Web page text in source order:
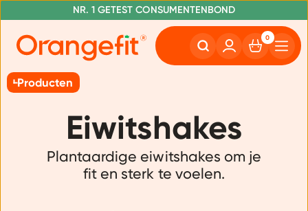
NR. 1 GETEST CONSUMENTENBOND
VOOR 20:00 UUR BESTELD, MORGEN IN HUIS
GRATIS VERZENDING VANAF €50
0
Producten
Eiwitshakes
Plantaardige eiwitshakes om je
fit en sterk te voelen.